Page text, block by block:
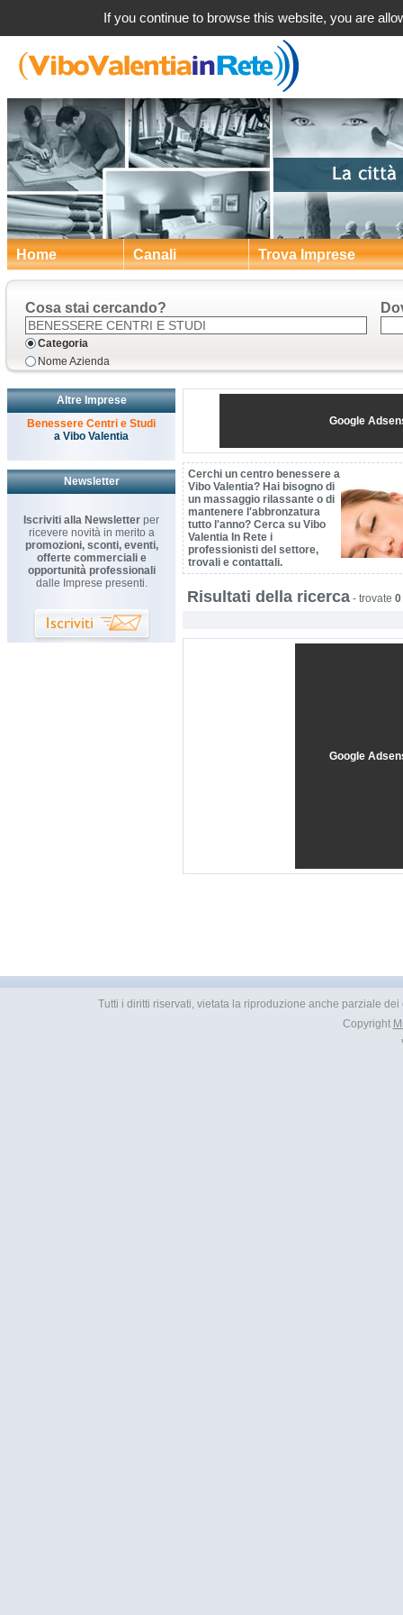
Home Canali Trova Imprese
Cosa stai cercando?
Categoria
Nome Azienda
Altre Imprese
Benessere Centri e Studi
a Vibo Valentia
Newsletter
Iscriviti alla Newsletter per
ricevere novità in merito a
promozioni, sconti, eventi,
offerte commerciali e
opportunità professionali
dalle Imprese presenti.
Google
Cerchi un centro benessere a
Vibo Valentia? Hai bisogno di
un massaggio rilassante o di
mantenere l'abbronzatura
tutto l'anno? Cerca su Vibo
Valentia In Rete i
professionisti del settore,
trovali e contattali.
Risultati della ricerca - trovate 0
Google
Tutti i diritti riservati, vietata la riproduzione anche parziale
Copyright
If you continue to browse this website, you are